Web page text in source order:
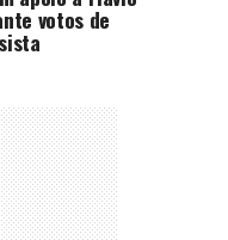
votos de